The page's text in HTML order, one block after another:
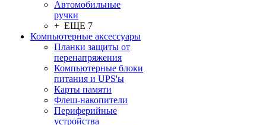
Автомобильные
ручки
+ ЕЩЕ 7
Компьютерные аксессуары
Планки защиты от
перенапряжения
Компьютерные блоки
питания и UPS'ы
Карты памяти
Флеш-накопители
Периферийные
устройства